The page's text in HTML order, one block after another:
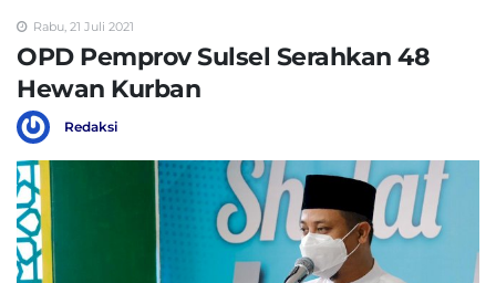
Rabu, 21 Juli 2021
OPD Pemprov Sulsel Serahkan 48
Hewan Kurban
Redaksi